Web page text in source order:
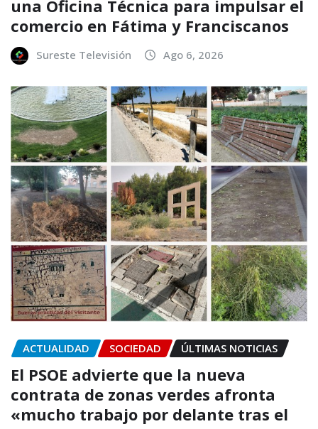
una Oficina Técnica para impulsar el
comercio en Fátima y Franciscanos
Sureste Televisión Ago 6, 2026
ACTUALIDAD SOCIEDAD ÚLTIMAS NOTICIAS
El PSOE advierte que la nueva
contrata de zonas verdes afronta
«mucho trabajo por delante tras el